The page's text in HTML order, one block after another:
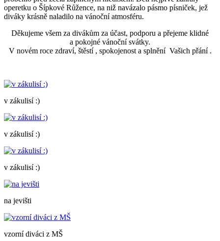
operetku o Šípkové Růžence, na niž navázalo pásmo písniček, jež
diváky krásně naladilo na vánoční atmosféru.
Děkujeme všem za divákům za účast, podporu a přejeme klidné
a pokojné vánoční svátky.
V novém roce zdraví, štěstí , spokojenost a splnění Vašich přání .
v zákulisí :)
v zákulisí :)
v zákulisí :)
na jevišti
vzorní diváci z MŠ